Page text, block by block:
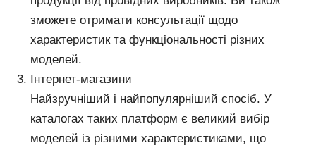
зможете отримати консультації щодо
характеристик та функціональності різних
моделей.
Інтернет-магазини
Найзручніший і найпопулярніший спосіб. У
каталогах таких платформ є великий вибір
моделей із різними характеристиками, що